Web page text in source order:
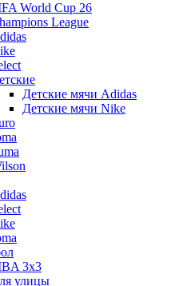
World Cup 26
League
Детские мячи Adidas
Детские мячи Nike
3x3
улицы